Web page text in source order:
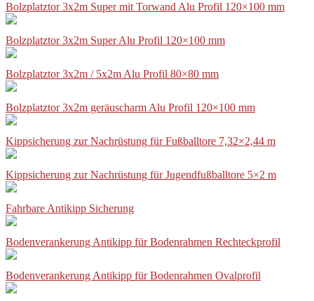
Bolzplatztor 3x2m Super mit Torwand Alu Profil 120×100 mm
Bolzplatztor 3x2m Super Alu Profil 120×100 mm
Bolzplatztor 3x2m / 5x2m Alu Profil 80×80 mm
Bolzplatztor 3x2m geräuscharm Alu Profil 120×100 mm
Kippsicherung zur Nachrüstung für Fußballtore 7,32×2,44 m
Kippsicherung zur Nachrüstung für Jugendfußballtore 5×2 m
Fahrbare Antikipp Sicherung
Bodenverankerung Antikipp für Bodenrahmen Rechteckprofil
Bodenverankerung Antikipp für Bodenrahmen Ovalprofil